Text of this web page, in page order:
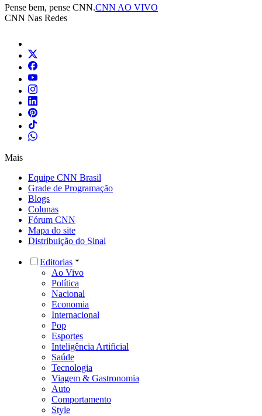
Pense bem, pense CNN.CNN AO VIVO
CNN Nas Redes
Mais
Equipe CNN Brasil
Grade de Programação
Blogs
Colunas
Fórum CNN
Mapa do site
Distribuição do Sinal
Editorias
Ao Vivo
Política
Nacional
Economia
Internacional
Pop
Esportes
Inteligência Artificial
Saúde
Tecnologia
Viagem & Gastronomia
Auto
Comportamento
Style